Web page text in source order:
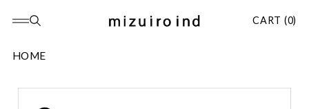
CART (0)
HOME